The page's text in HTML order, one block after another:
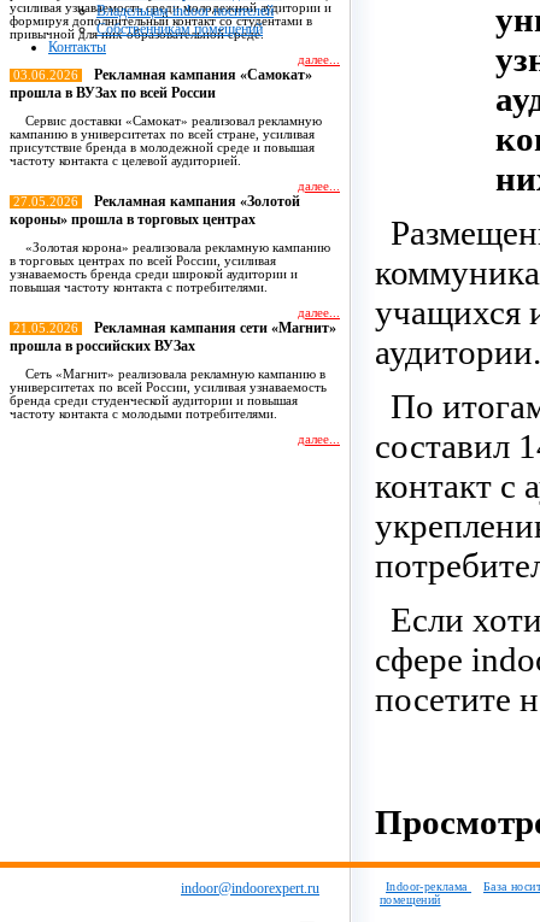
Владельцам indoor носителей
Собственникам помещений
Контакты
усиливая узнаваемость среди молодежной аудитории и
формируя дополнительный контакт со студентами в
привычной для них образовательной среде.
далее...
03.06.2026
Рекламная кампания «Самокат»
прошла в ВУЗах по всей России
Сервис доставки «Самокат» реализовал рекламную
кампанию в университетах по всей стране, усиливая
присутствие бренда в молодежной среде и повышая
частоту контакта с целевой аудиторией.
далее...
27.05.2026
Рекламная кампания «Золотой
короны» прошла в торговых центрах
«Золотая корона» реализовала рекламную кампанию
в торговых центрах по всей России, усиливая
узнаваемость бренда среди широкой аудитории и
повышая частоту контакта с потребителями.
далее...
21.05.2026
Рекламная кампания сети «Магнит»
прошла в российских ВУЗах
Сеть «Магнит» реализовала рекламную кампанию в
университетах по всей России, усиливая узнаваемость
бренда среди студенческой аудитории и повышая
частоту контакта с молодыми потребителями.
далее...
учащихся
аудитории.
По
составил
контакт с
Если
сфере
посетите
indoor@indoorexpert.ru Indoor-реклама
База
помещений